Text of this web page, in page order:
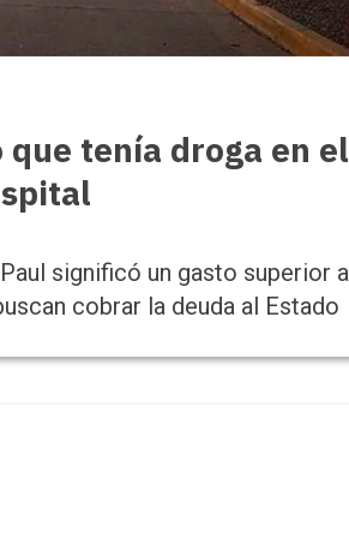
tenía droga en el
significó un gasto superior a
cobrar la deuda al Estado